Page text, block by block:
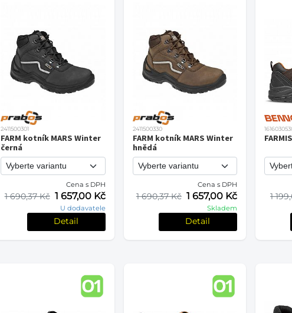
2411500301
FARM kotník MARS Winter
černá
Cena s DPH
1 690,37 Kč 1 657,00 Kč
U dodavatele
Detail
2411500330
FARM kotník MARS Winter
hnědá
Cena s DPH
1 690,37 Kč 1 657,00 Kč
Skladem
Detail
1